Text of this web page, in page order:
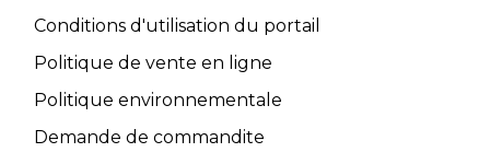
Conditions d'utilisation du portail
Politique de vente en ligne
Politique environnementale
Demande de commandite